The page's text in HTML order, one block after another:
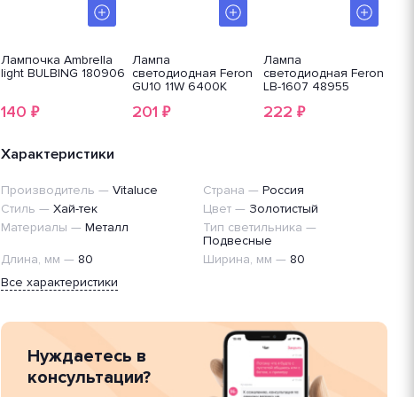
Лампочка Ambrella
light BULBING 180906
140 ₽
Лампа
светодиодная Feron
GU10 11W 6400K
38142
201 ₽
Лампа
светодиодная Feron
LB-1607 48955
222 ₽
Характеристики
Производитель — Vitaluce Страна — Россия
Стиль — Хай-тек Цвет — Золотистый
Материалы — Металл Тип светильника —
Подвесные
Длина, мм — 80 Ширина, мм — 80
Все характеристики
Нуждаетесь в
консультации?